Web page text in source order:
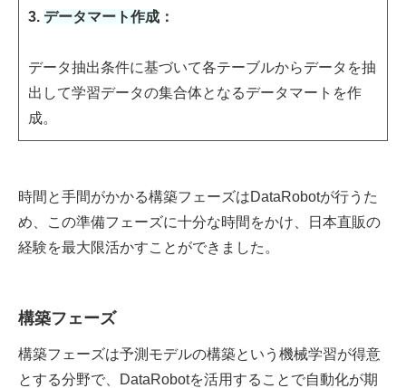
3. データマート作成 ：
データ抽出条件に基づいて各テーブルからデータを抽
出して学習データの集合体となるデータマートを作
成。
時間と手間がかかる構築フェーズはDataRobotが行うた
め、この準備フェーズに十分な時間をかけ、日本直販の
経験を最大限活かすことができました。
構築フェーズ
構築フェーズは予測モデルの構築という機械学習が得意
とする分野で、DataRobotを活用することで自動化が期